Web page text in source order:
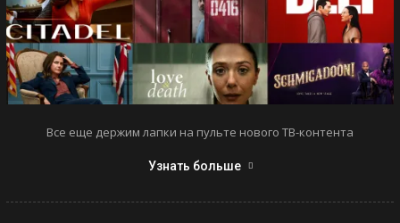
Все еще держим лапки на пульте нового ТВ-контента
Узнать больше